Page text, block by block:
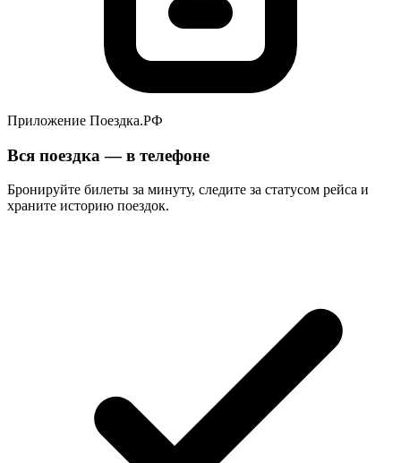
Приложение Поездка.РФ
Вся поездка — в телефоне
Бронируйте билеты за минуту, следите за статусом рейса и
храните историю поездок.